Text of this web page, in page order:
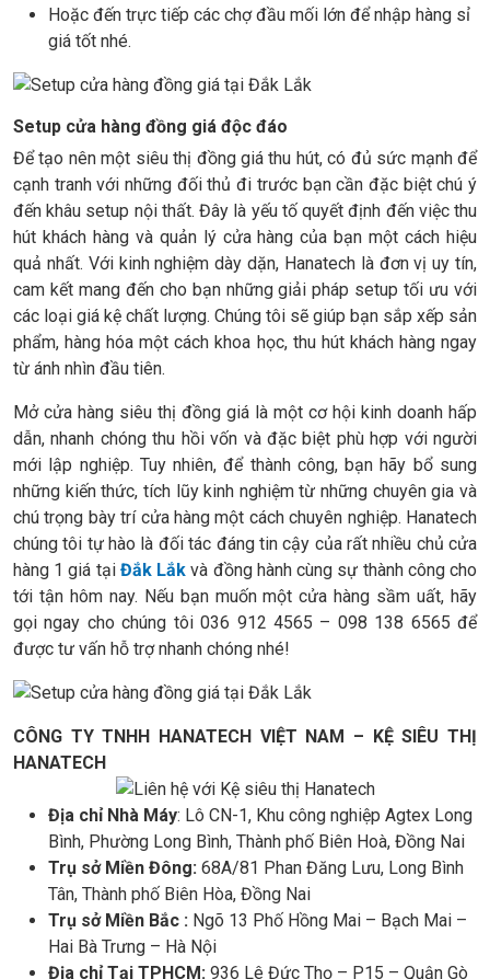
Hoặc đến trực tiếp các chợ đầu mối lớn để nhập hàng sỉ
giá tốt nhé.
Setup cửa hàng đồng giá độc đáo
Để tạo nên một siêu thị đồng giá thu hút, có đủ sức mạnh để
cạnh tranh với những đối thủ đi trước bạn cần đặc biệt chú ý
đến khâu setup nội thất. Đây là yếu tố quyết định đến việc thu
hút khách hàng và quản lý cửa hàng của bạn một cách hiệu
quả nhất. Với kinh nghiệm dày dặn, Hanatech là đơn vị uy tín,
cam kết mang đến cho bạn những giải pháp setup tối ưu với
các loại giá kệ chất lượng. Chúng tôi sẽ giúp bạn sắp xếp sản
phẩm, hàng hóa một cách khoa học, thu hút khách hàng ngay
từ ánh nhìn đầu tiên.
Mở cửa hàng siêu thị đồng giá là một cơ hội kinh doanh hấp
dẫn, nhanh chóng thu hồi vốn và đặc biệt phù hợp với người
mới lập nghiệp. Tuy nhiên, để thành công, bạn hãy bổ sung
những kiến thức, tích lũy kinh nghiệm từ những chuyên gia và
chú trọng bày trí cửa hàng một cách chuyên nghiệp. Hanatech
chúng tôi tự hào là đối tác đáng tin cậy của rất nhiều chủ cửa
hàng 1 giá tại Đắk Lắk và đồng hành cùng sự thành công cho
tới tận hôm nay. Nếu bạn muốn một cửa hàng sầm uất, hãy
gọi ngay cho chúng tôi 036 912 4565 – 098 138 6565 để
được tư vấn hỗ trợ nhanh chóng nhé!
CÔNG TY TNHH HANATECH VIỆT NAM – KỆ SIÊU THỊ
HANATECH
Địa chỉ Nhà Máy: Lô CN-1, Khu công nghiệp Agtex Long
Bình, Phường Long Bình, Thành phố Biên Hoà, Đồng Nai
Trụ sở Miền Đông: 68A/81 Phan Đăng Lưu, Long Bình
Tân, Thành phố Biên Hòa, Đồng Nai
Trụ sở Miền Bắc : Ngõ 13 Phố Hồng Mai – Bạch Mai –
Hai Bà Trưng – Hà Nội
Địa chỉ Tại TPHCM: 936 Lê Đức Thọ – P15 – Quận Gò